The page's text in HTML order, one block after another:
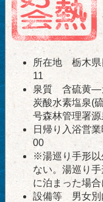
所在地 栃木県
11
泉質 含硫黄―
炭酸水素塩泉(
号森林管理署源
日帰り入浴営
00
※湯巡り手形以
ない。湯巡り
に泊まった場
設備等 男女別